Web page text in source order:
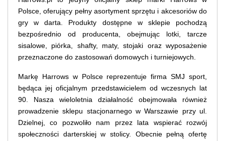
Polsce, oferujący pełny asortyment sprzętu i akcesoriów do
gry w darta. Produkty dostępne w sklepie pochodzą
bezpośrednio od producenta, obejmując lotki, tarcze
sisalowe, piórka, shafty, maty, stojaki oraz wyposażenie
przeznaczone do zastosowań domowych i turniejowych.
Markę Harrows w Polsce reprezentuje firma SMJ sport,
będąca jej oficjalnym przedstawicielem od wczesnych lat
90. Nasza wieloletnia działalność obejmowała również
prowadzenie sklepu stacjonarnego w Warszawie przy ul.
Dzielnej, co pozwoliło nam przez lata wspierać rozwój
społeczności darterskiej w stolicy. Obecnie pełną ofertę